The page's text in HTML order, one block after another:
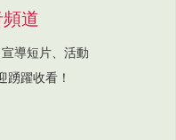
道
導短片、活動
踴躍收看！